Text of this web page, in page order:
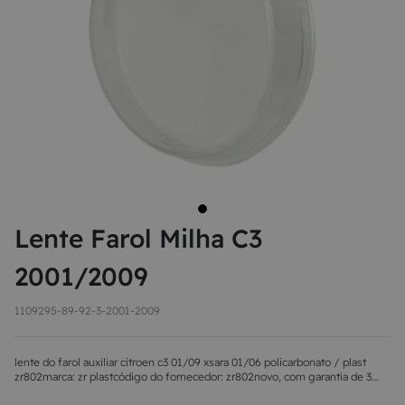
Lente Farol Milha C3
2001/2009
1109295-89-92-3-2001-2009
lente do farol auxiliar citroen c3 01/09 xsara 01/06 policarbonato / plast
zr802marca: zr plastcódigo do fornecedor: zr802novo, com garantia de 3